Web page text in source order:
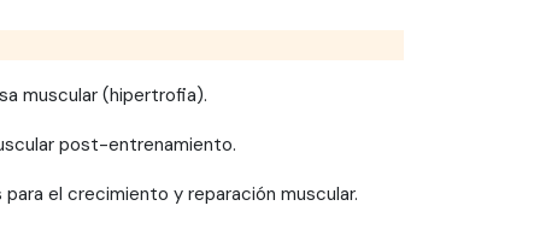
muscular (hipertrofia).
post-entrenamiento.
el crecimiento y reparación muscular.